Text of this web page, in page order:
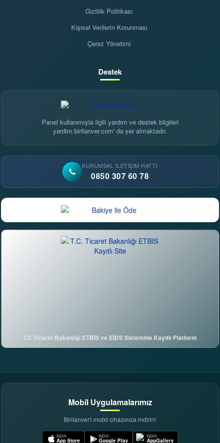
Gizlilik Politikası
Kişisel Verilerin Korunması
Çerez Yönetimi
Destek
Panel kullanımıyla ilgili yardım ve destek bilgileri
yardim.birilanver.com' da yer almaktadır.
KURUMSAL İLETIŞIM HATTI
0850 307 60 78
T.C Ticaret Bakanlığı ETBİS ve EİDS Sistemine Kayıtlı Platform
Mobil Uygulamalarımız
Birilanver'i mobil cihazınıza indirin!
İNDIR
App Store
İNDIR
Google Play
İNDIR
AppGallery